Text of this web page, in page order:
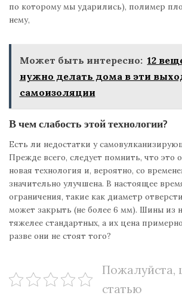
по которому мы ударились), полимер
нему,
Может быть интересно: 12
нужно делать дома в эти
самоизоляции
В чем слабость этой технологии?
Есть ли недостатки у
Прежде всего, следует помнить, что это
новая технология и, вероятно, со
значительно улучшена. В настоящее
ограничения, такие как диаметр
может закрыть (не более 6 мм). Шины из
тяжелее стандартных, а их цена
разве они не стоят того?
Пожалуйста,
статью